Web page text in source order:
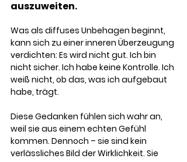
auszuweiten.
Was als diffuses Unbehagen beginnt,
kann sich zu einer inneren Überzeugung
verdichten: Es wird nicht gut. Ich bin
nicht sicher. Ich habe keine Kontrolle. Ich
weiß nicht, ob das, was ich aufgebaut
habe, trägt.
Diese Gedanken fühlen sich wahr an,
weil sie aus einem echten Gefühl
kommen. Dennoch – sie sind kein
verlässliches Bild der Wirklichkeit. Sie